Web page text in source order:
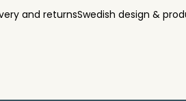
and returnsSwedish design &